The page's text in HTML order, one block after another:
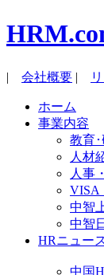
| 会社概要 |
ホーム
事業内容
教育
人材
人事
VISA
中智
中智
HRニュー
中国